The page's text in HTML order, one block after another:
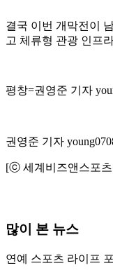
결국 이번 개막전이
고 체류형 관광 인프
평창=권영준 기자
권영준 기자
[ⓒ 세계비즈앤스포츠
많이 본 뉴스
연예 스포츠 라이프